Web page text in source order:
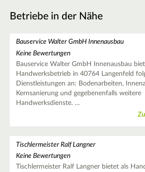
Betriebe in der Nähe
Bauservice Walter GmbH Innenausbau
Keine Bewertungen
Bauservice Walter GmbH Innenausbau
Handwerksbetrieb in 40764 Langenfeld
Dienstleistungen an: Bodenarbeiten,
Kernsanierung und gegebenenfalls weitere
Handwerksdienste. …
Tischlermeister Ralf Langner
Keine Bewertungen
Tischlermeister Ralf Langner bietet als